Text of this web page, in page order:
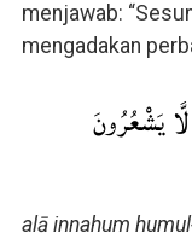
menjawab:
mengadakan
يَشْعُرُونَ
alā innahum